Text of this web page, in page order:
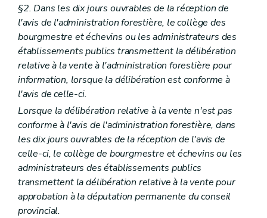
§2. Dans les dix jours ouvrables de la réception de
l'avis de l'administration forestière, le collège des
bourgmestre et échevins ou les administrateurs des
établissements publics transmettent la délibération
relative à la vente à l'administration forestière pour
information, lorsque la délibération est conforme à
l'avis de celle-ci.
Lorsque la délibération relative à la vente n'est pas
conforme à l'avis de l'administration forestière, dans
les dix jours ouvrables de la réception de l'avis de
celle-ci, le collège de bourgmestre et échevins ou les
administrateurs des établissements publics
transmettent la délibération relative à la vente pour
approbation à la députation permanente du conseil
provincial.